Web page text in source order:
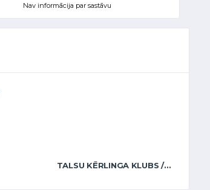
Nav informācija par sastāvu
TALSU KĒRLINGA KLUBS / E.BREMANE A.BREMANIS SEN.